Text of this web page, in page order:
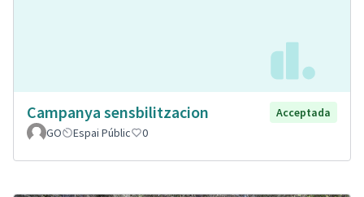
Campanya sensbilitzacion
Acceptada
GO
Espai Públic 0